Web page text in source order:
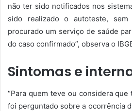
não ter sido notificados nos
sido realizado o autoteste,
procurado um serviço de saúde
do caso confirmado”, observa o
Sintomas e
“Para quem teve ou considera que
foi perguntado sobre a ocorrência